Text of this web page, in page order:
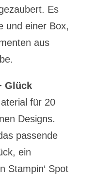
Es
und einer Box,
aus
Glück
für 20
Designs.
passende
ein
Stampin‘ Spot